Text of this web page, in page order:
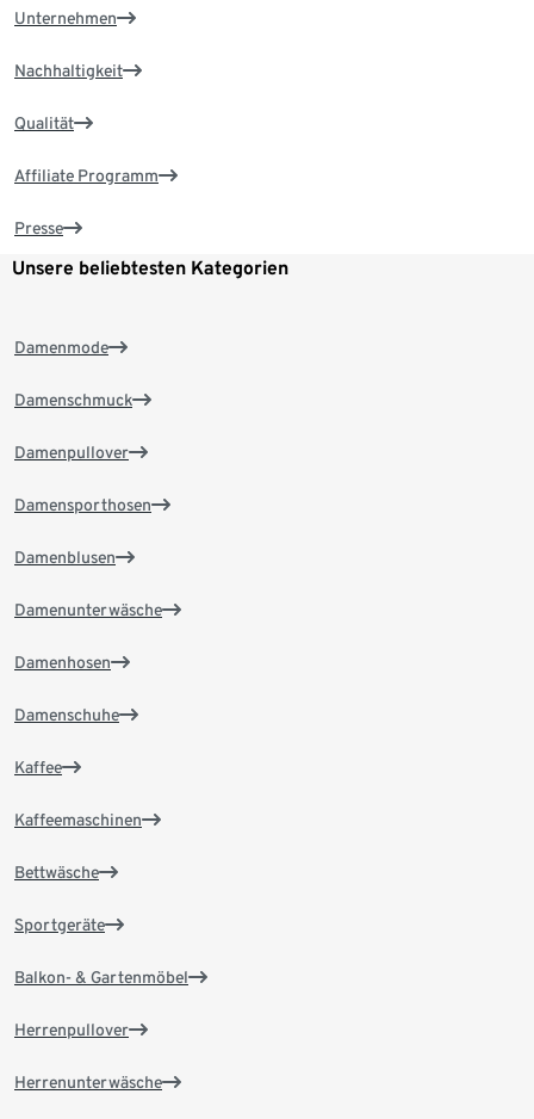
Unternehmen
Nachhaltigkeit
Qualität
Affiliate Programm
Presse
Unsere beliebtesten Kategorien
Damenmode
Damenschmuck
Damenpullover
Damensporthosen
Damenblusen
Damenunterwäsche
Damenhosen
Damenschuhe
Kaffee
Kaffeemaschinen
Bettwäsche
Sportgeräte
Balkon- & Gartenmöbel
Herrenpullover
Herrenunterwäsche